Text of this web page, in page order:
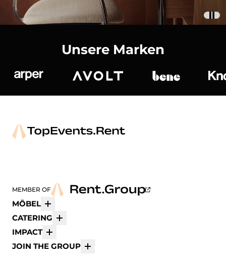
Unsere Marken
MEMBER OF
MÖBEL
CATERING
IMPACT
JOIN THE GROUP